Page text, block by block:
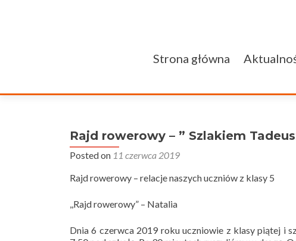
Strona główna
Rajd rowerowy – ” Szlakiem
Posted on 11 czerwca 2019
Rajd rowerowy – relacje naszych uczniów z klasy 5
,,Rajd rowerowy” – Natalia
Dnia 6 czerwca 2019 roku uczniowie z klasy piątej i